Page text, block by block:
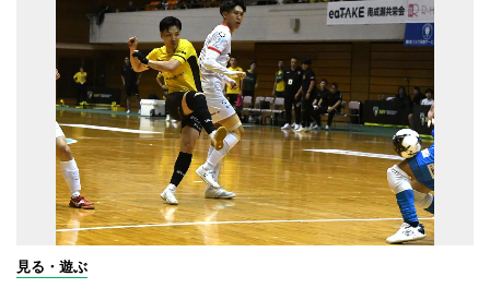
見る・遊ぶ